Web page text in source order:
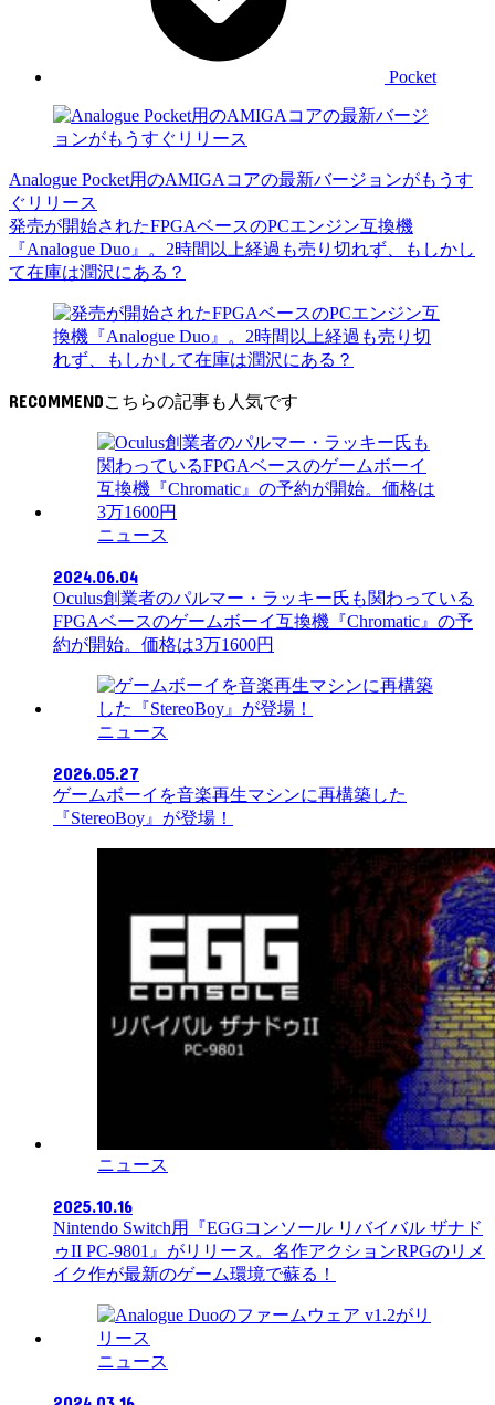
Pocket
Analogue Pocket用のAMIGAコアの最新バージョンがもうす
ぐリリース
発売が開始されたFPGAベースのPCエンジン互換機
『Analogue Duo』。2時間以上経過も売り切れず、もしかし
て在庫は潤沢にある？
RECOMMEND
ニュース
2024.06.04
Oculus創業者のパルマー・ラッキー氏も関わっている
FPGAベースのゲームボーイ互換機『Chromatic』の予
約が開始。価格は3万1600円
ニュース
2026.05.27
ゲームボーイを音楽再生マシンに再構築した
『StereoBoy』が登場！
ニュース
2025.10.16
Nintendo Switch用『EGGコンソール リバイバル ザナド
ゥII PC-9801』がリリース。名作アクションRPGのリメ
イク作が最新のゲーム環境で蘇る！
ニュース